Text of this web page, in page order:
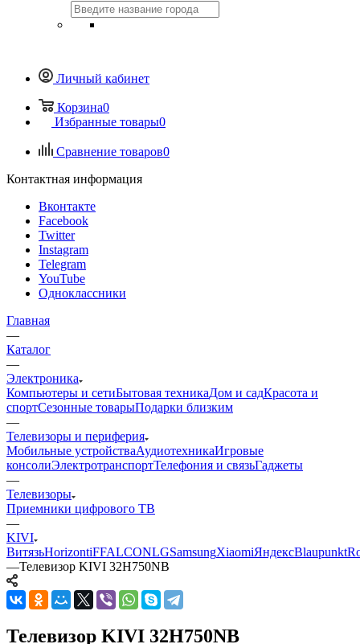
Личный кабинет
Корзина0
Избранные товары0
Сравнение товаров0
Контактная информация
Вконтакте
Facebook
Twitter
Instagram
Telegram
YouTube
Одноклассники
Главная
—
Каталог
—
Электроника
Компьютеры и сетиБытовая техникаДом и садКрасота и
спортСезонные товарыПодарки близким
—
Телевизоры и периферия
Мобильные устройстваАудиотехникаИгровые
консолиЭлектротранспортТелефония и связьГаджеты
—
Телевизоры
Приемники цифрового ТВ
—
KIVI
ВитязьHorizontiFFALCONLGSamsungXiaomiЯндексBlaupunkt
—Телевизор KIVI 32H750NB
Телевизор KIVI 32H750NB